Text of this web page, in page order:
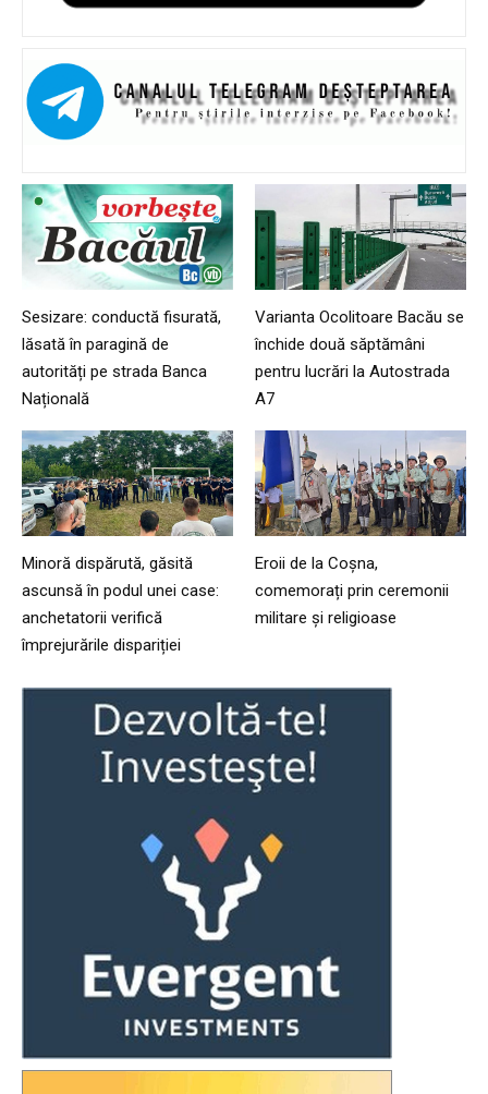
Sesizare: conductă fisurată,
lăsată în paragină de
autorități pe strada Banca
Națională
Varianta Ocolitoare Bacău se
închide două săptămâni
pentru lucrări la Autostrada
A7
Minoră dispărută, găsită
ascunsă în podul unei case:
anchetatorii verifică
împrejurările dispariției
Eroii de la Coșna,
comemorați prin ceremonii
militare și religioase